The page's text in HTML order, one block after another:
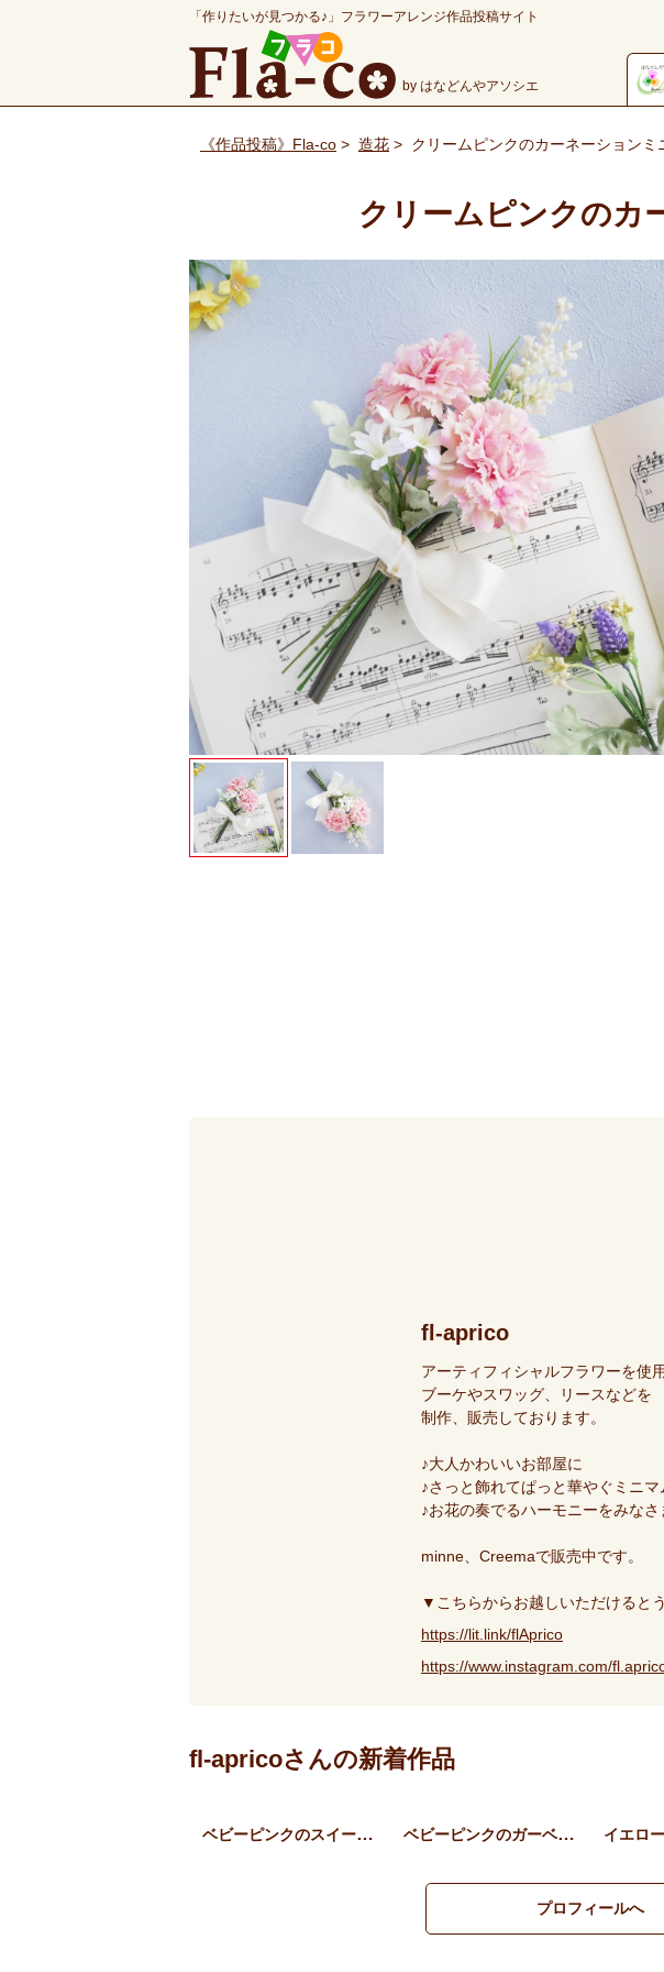
「作りたいが見つかる♪」フラワーアレンジ作品投稿サイト
by はなどんやアソシエ
《作品投稿》Fla-co > 造花 > クリームピンクのカーネーションミ
クリームピンクのカ
fl-aprico
アーティフィシャルフラワーを使
ブーケやスワッグ、リースなどを
制作、販売しております。
♪大人かわいいお部屋に
♪さっと飾れてぱっと華やぐミニマ
♪お花の奏でるハーモニーをみなさ
minne、Creemaで販売中です。
▼こちらからお越しいただけると
https://lit.link/flAprico
https://www.instagram.com/
fl-apricoさんの新着作品
ベビーピンクのスイートピー… ベビーピンクのガーベラミニ…
プロフィールへ